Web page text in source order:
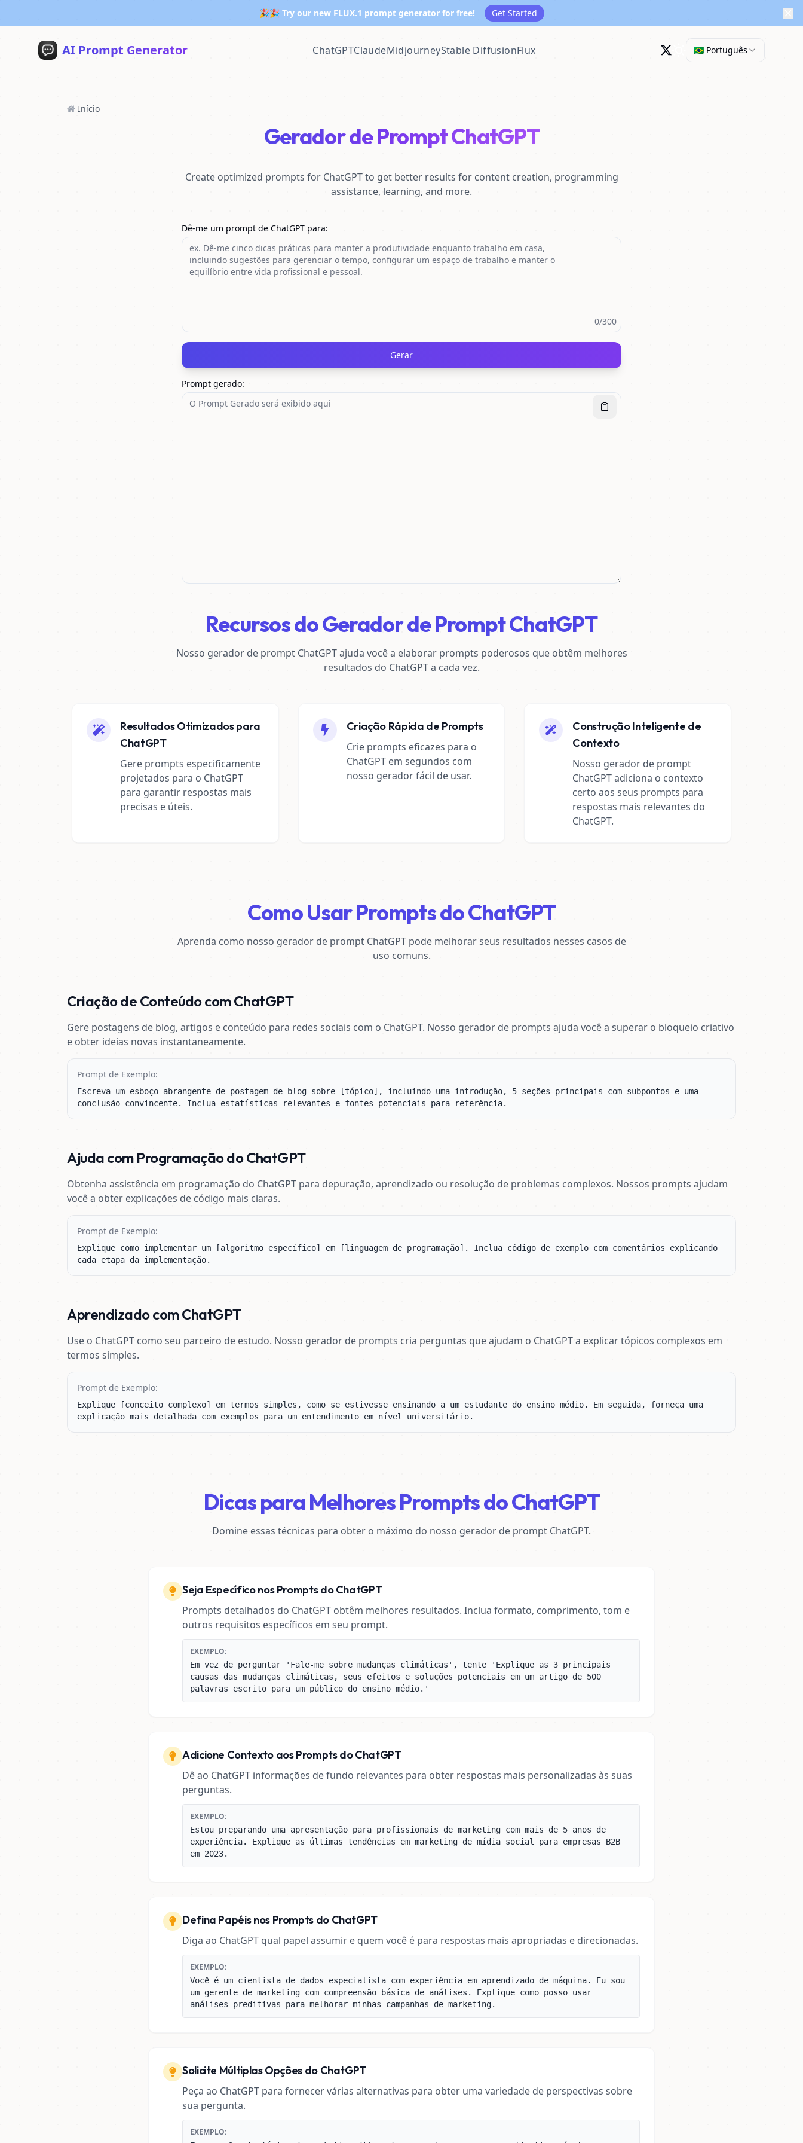
🎉🎉 Try our new FLUX.1 prompt generator for free! Get Started
AI Prompt Generator ChatGPTClaudeMidjourneyStable DiffusionFlux 🇧🇷 Português
Início
Gerador de Prompt ChatGPT
Create optimized prompts for ChatGPT to get better results for content creation, programming
assistance, learning, and more.
Dê-me um prompt de ChatGPT para:
0/300
Gerar
Prompt gerado:
Recursos do Gerador de Prompt ChatGPT
Nosso gerador de prompt ChatGPT ajuda você a elaborar prompts poderosos que obtêm melhores
resultados do ChatGPT a cada vez.
Resultados Otimizados para
ChatGPT
Gere prompts especificamente
projetados para o ChatGPT
para garantir respostas mais
precisas e úteis.
Criação Rápida de Prompts
Crie prompts eficazes para o
ChatGPT em segundos com
nosso gerador fácil de usar.
Construção Inteligente de
Contexto
Nosso gerador de prompt
ChatGPT adiciona o contexto
certo aos seus prompts para
respostas mais relevantes do
ChatGPT.
Como Usar Prompts do ChatGPT
Aprenda como nosso gerador de prompt ChatGPT pode melhorar seus resultados nesses casos de
uso comuns.
Criação de Conteúdo com ChatGPT
Gere postagens de blog, artigos e conteúdo para redes sociais com o ChatGPT. Nosso gerador de prompts ajuda você a superar o bloqueio criativo
e obter ideias novas instantaneamente.
Prompt de Exemplo:
Escreva um esboço abrangente de postagem de blog sobre [tópico], incluindo uma introdução, 5 seções principais com subpontos e uma
conclusão convincente. Inclua estatísticas relevantes e fontes potenciais para referência.
Ajuda com Programação do ChatGPT
Obtenha assistência em programação do ChatGPT para depuração, aprendizado ou resolução de problemas complexos. Nossos prompts ajudam
você a obter explicações de código mais claras.
Prompt de Exemplo:
Explique como implementar um [algoritmo específico] em [linguagem de programação]. Inclua código de exemplo com comentários explicando
cada etapa da implementação.
Aprendizado com ChatGPT
Use o ChatGPT como seu parceiro de estudo. Nosso gerador de prompts cria perguntas que ajudam o ChatGPT a explicar tópicos complexos em
termos simples.
Prompt de Exemplo:
Explique [conceito complexo] em termos simples, como se estivesse ensinando a um estudante do ensino médio. Em seguida, forneça uma
explicação mais detalhada com exemplos para um entendimento em nível universitário.
Dicas para Melhores Prompts do ChatGPT
Domine essas técnicas para obter o máximo do nosso gerador de prompt ChatGPT.
Seja Específico nos Prompts do ChatGPT
Prompts detalhados do ChatGPT obtêm melhores resultados. Inclua formato, comprimento, tom e
outros requisitos específicos em seu prompt.
EXEMPLO:
Em vez de perguntar 'Fale-me sobre mudanças climáticas', tente 'Explique as 3 principais
causas das mudanças climáticas, seus efeitos e soluções potenciais em um artigo de 500
palavras escrito para um público do ensino médio.'
Adicione Contexto aos Prompts do ChatGPT
Dê ao ChatGPT informações de fundo relevantes para obter respostas mais personalizadas às suas
perguntas.
EXEMPLO:
Estou preparando uma apresentação para profissionais de marketing com mais de 5 anos de
experiência. Explique as últimas tendências em marketing de mídia social para empresas B2B
em 2023.
Defina Papéis nos Prompts do ChatGPT
Diga ao ChatGPT qual papel assumir e quem você é para respostas mais apropriadas e direcionadas.
EXEMPLO:
Você é um cientista de dados especialista com experiência em aprendizado de máquina. Eu sou
um gerente de marketing com compreensão básica de análises. Explique como posso usar
análises preditivas para melhorar minhas campanhas de marketing.
Solicite Múltiplas Opções do ChatGPT
Peça ao ChatGPT para fornecer várias alternativas para obter uma variedade de perspectivas sobre
sua pergunta.
EXEMPLO: